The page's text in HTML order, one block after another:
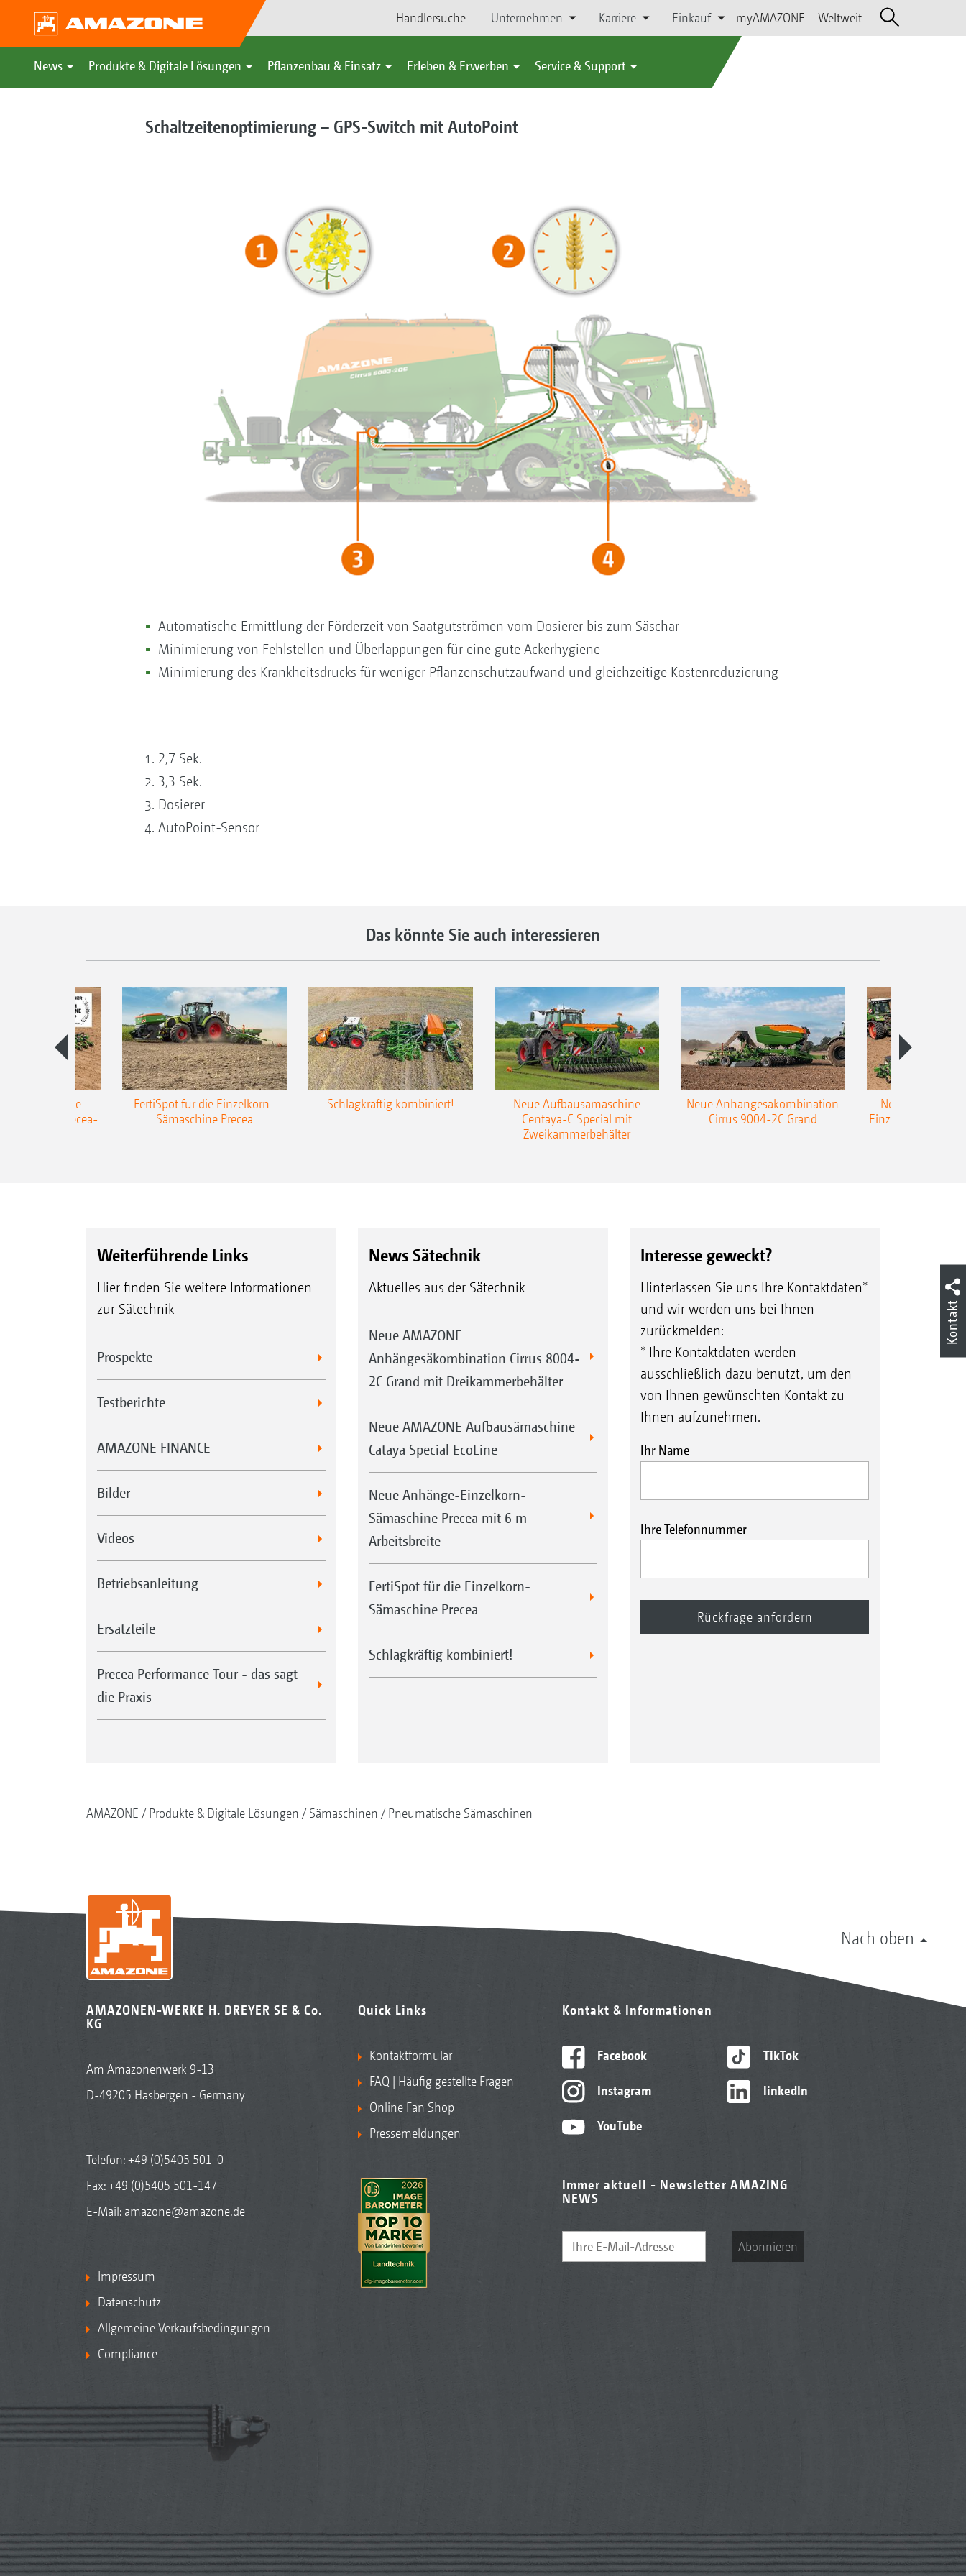
Händlersuche Unternehmen Karriere Einkauf myAMAZONE Weltweit
News Produkte & Digitale Lösungen Pflanzenbau & Einsatz Erleben & Erwerben Service & Support
Schaltzeitenoptimierung – GPS-Switch mit AutoPoint
Automatische Ermittlung der Förderzeit von Saatgutströmen vom Dosierer bis zum Säschar
Minimierung von Fehlstellen und Überlappungen für eine gute Ackerhygiene
Minimierung des Krankheitsdrucks für weniger Pflanzenschutzaufwand und gleichzeitige Kostenreduzierung
2,7 Sek.
3,3 Sek.
Dosierer
AutoPoint-Sensor
Das könnte Sie auch interessieren
Anhänge-
Precea-
FertiSpot für die Einzelkorn-
Sämaschine Precea
Schlagkräftig kombiniert!
Neue Aufbausämaschine
Centaya-C Special mit
Zweikammerbehälter
Neue Anhängesäkombination
Cirrus 9004-2C Grand
Neue
Einzelkorn-
Weiterführende Links
Hier finden Sie weitere Informationen
zur Sätechnik
Prospekte
Testberichte
AMAZONE FINANCE
Bilder
Videos
Betriebsanleitung
Ersatzteile
Precea Performance Tour - das sagt
die Praxis
News Sätechnik
Aktuelles aus der Sätechnik
Neue AMAZONE
Anhängesäkombination Cirrus 8004-
2C Grand mit Dreikammerbehälter
Neue AMAZONE Aufbausämaschine
Cataya Special EcoLine
Neue Anhänge-Einzelkorn-
Sämaschine Precea mit 6 m
Arbeitsbreite
FertiSpot für die Einzelkorn-
Sämaschine Precea
Schlagkräftig kombiniert!
Interesse geweckt?
Hinterlassen Sie uns Ihre Kontaktdaten*
und wir werden uns bei Ihnen
zurückmelden:
* Ihre Kontaktdaten werden
ausschließlich dazu benutzt, um den
von Ihnen gewünschten Kontakt zu
Ihnen aufzunehmen.
Ihr Name
Ihre Telefonnummer
AMAZONE Produkte & Digitale Lösungen Sämaschinen Pneumatische Sämaschinen
Nach oben
AMAZONEN-WERKE H. DREYER SE & Co.
KG
Am Amazonenwerk 9-13
D-49205 Hasbergen - Germany
Telefon:+49 (0)5405 501-0
Fax: +49 (0)5405 501-147
E-Mail: amazone@amazone.de
Impressum
Datenschutz
Allgemeine Verkaufsbedingungen
Compliance
Quick Links
Kontaktformular
FAQ | Häufig gestellte Fragen
Online Fan Shop
Pressemeldungen
Kontakt & Informationen
Facebook
Instagram
YouTube
TikTok
linkedIn
Immer aktuell - Newsletter AMAZING
NEWS
Abonnieren
Kontakt